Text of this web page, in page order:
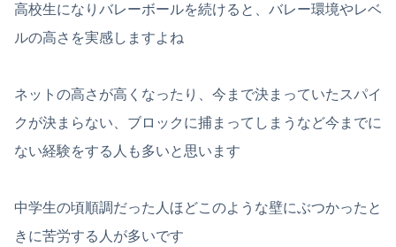
高校生になりバレーボールを続けると、バレー環境やレベ
ルの高さを実感しますよね
ネットの高さが高くなったり、今まで決まっていたスパイ
クが決まらない、ブロックに捕まってしまうなど今までに
ない経験をする人も多いと思います
中学生の頃順調だった人ほどこのような壁にぶつかったと
きに苦労する人が多いです